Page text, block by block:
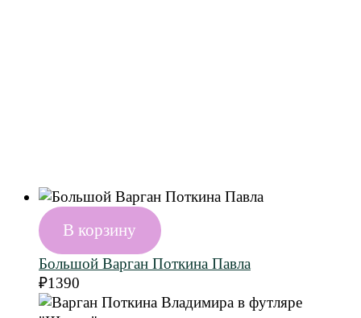
В корзину
Большой Варган Поткина Павла
₽1390